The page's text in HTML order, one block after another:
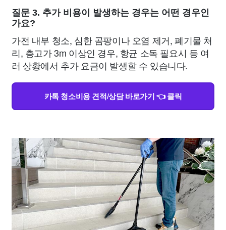
질문 3. 추가 비용이 발생하는 경우는 어떤 경우인
가요?
가전 내부 청소, 심한 곰팡이나 오염 제거, 폐기물 처
리, 층고가 3m 이상인 경우, 항균 소독 필요시 등 여
러 상황에서 추가 요금이 발생할 수 있습니다.
카톡 청소비용 견적/상담 바로가기 👈 클릭